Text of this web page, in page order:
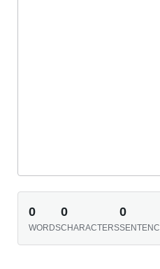
0
WORDS
0
CHARACTERS
0